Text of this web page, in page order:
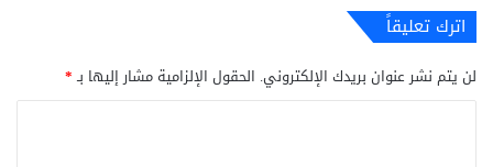
اترك تعليقاً
لن يتم نشر عنوان بريدك الإلكتروني. الحقول الإلزامية مشار إليها بـ*